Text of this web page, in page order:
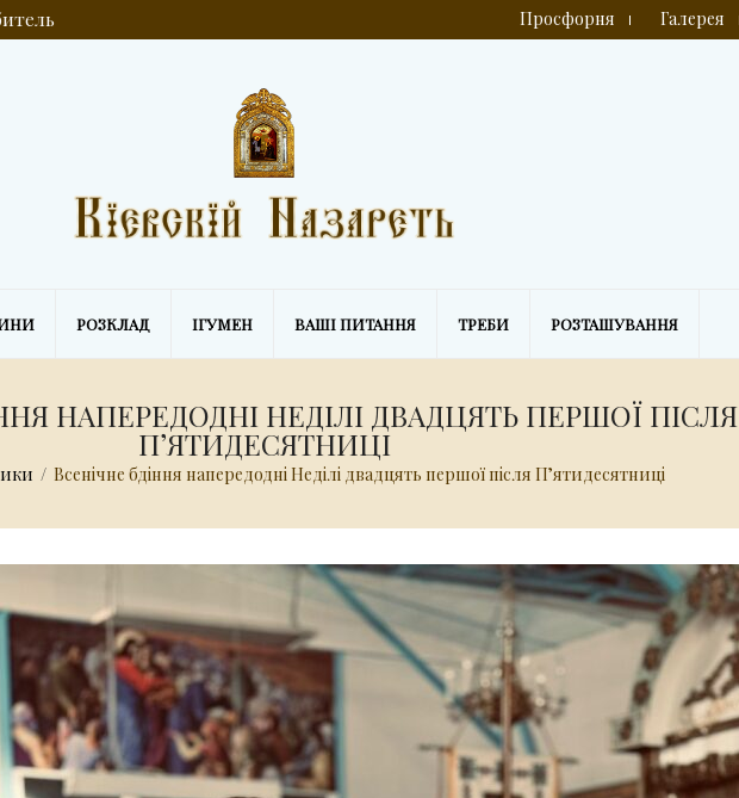
Просфорня Галерея
РОЗКЛАД ІГУМЕН ВАШІ ПИТАННЯ ТРЕБИ РОЗТАШУВАННЯ
НАПЕРЕДОДНІ НЕДІЛІ ДВАДЦЯТЬ ПЕРШОЇ ПІСЛЯ
ПʼЯТИДЕСЯТНИЦІ
/ Всенічне бдіння напередодні Неділі двадцять першої після Пʼятидесятниці